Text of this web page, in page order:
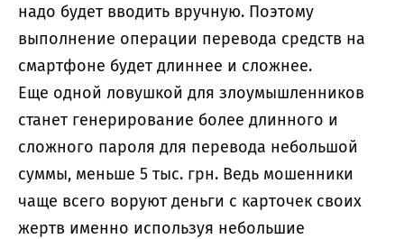
надо будет вводить вручную. Поэтому
выполнение операции перевода средств на
смартфоне будет длиннее и сложнее.
Еще одной ловушкой для злоумышленников
станет генерирование более длинного и
сложного пароля для перевода небольшой
суммы, меньше 5 тыс. грн. Ведь мошенники
чаще всего воруют деньги с карточек своих
жертв именно используя небольшие